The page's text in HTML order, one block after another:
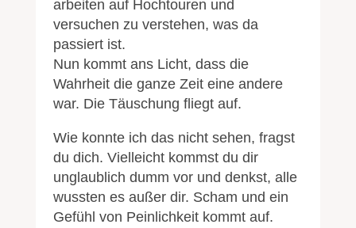
arbeiten auf Hochtouren und
versuchen zu verstehen, was da
passiert ist.
Nun kommt ans Licht, dass die
Wahrheit die ganze Zeit eine andere
war. Die Täuschung fliegt auf.
Wie konnte ich das nicht sehen, fragst
du dich. Vielleicht kommst du dir
unglaublich dumm vor und denkst, alle
wussten es außer dir. Scham und ein
Gefühl von Peinlichkeit kommt auf.